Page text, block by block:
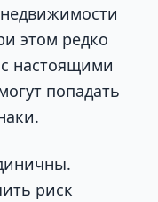
этом редко
настоящими
попадать
риск